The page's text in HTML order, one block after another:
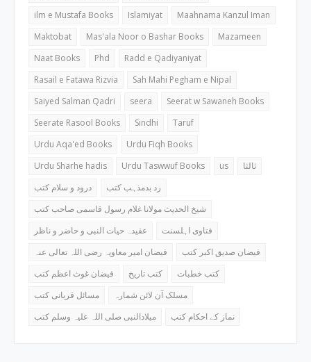
ilm e Mustafa Books
Islamiyat
Maahnama Kanzul Iman
Maktobat
Mas'ala Noor o Bashar Books
Mazameen
Naat Books
Phd
Radd e Qadiyaniyat
Rasail e Fatawa Rizvia
Sah Mahi Pegham e Nipal
Saiyed Salman Qadri
seera
Seerat w Sawaneh Books
Seerate Rasool Books
Sindhi
Taruf
Urdu Aqa'ed Books
Urdu Fiqh Books
Urdu Sharhe hadis
Urdu Taswwuf Books us
ثالثا
درود و سلام کتب
رد بدمذہب کتب
شیخ الحدیث مولانا غلام رسول قاسمی صاحب کتب
عقیدہ حیات النبی و حاضر و ناظر
فتاوی اہلسنت
فیضان امیر معاویہ رضی اللہ تعالی عنہ
فیضان صدیق اکبر کتب
فیضان غوث اعظم کتب
کتب تاریخ
کتب خطبات
مسائل قربانی کتب
مسلک آن لائن شمارہ
میلادالنبی صلی اللہ علیہ وسلم کتب
نماز کے احکام کتب